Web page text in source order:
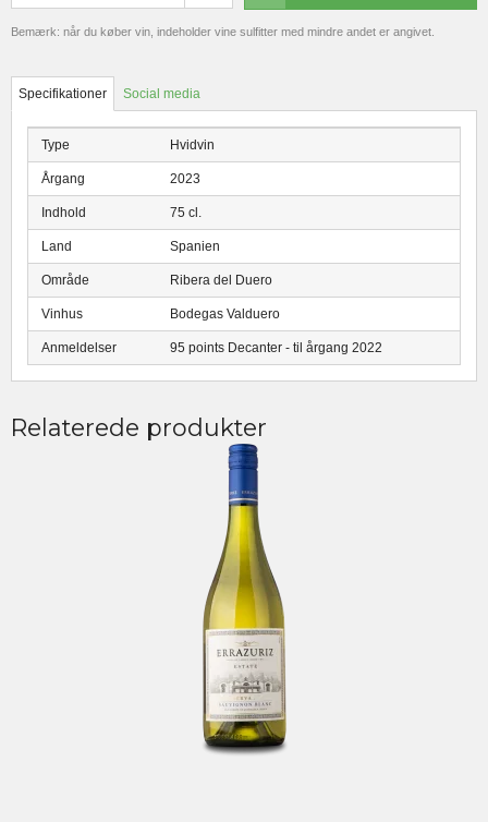
Bemærk: når du køber vin, indeholder vine sulfitter med mindre andet er angivet.
Specifikationer Social media
Type Hvidvin
Årgang 2023
Indhold 75 cl.
Land Spanien
Område Ribera del Duero
Vinhus Bodegas Valduero
Anmeldelser 95 points Decanter - til årgang 2022
Relaterede produkter